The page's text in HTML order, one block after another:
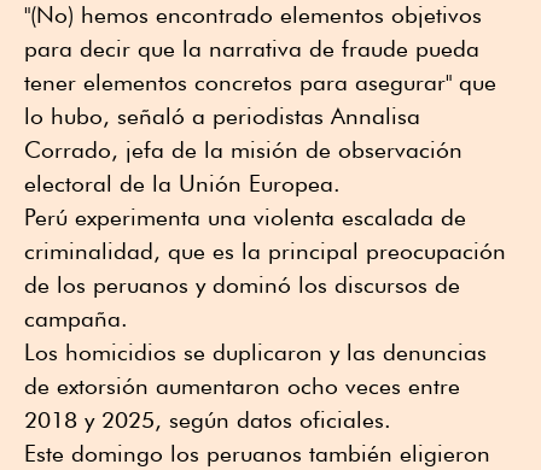
"(No) hemos encontrado elementos objetivos
para decir que la narrativa de fraude pueda
tener elementos concretos para asegurar" que
lo hubo, señaló a periodistas Annalisa
Corrado, jefa de la misión de observación
electoral de la Unión Europea.
Perú experimenta una violenta escalada de
criminalidad, que es la principal preocupación
de los peruanos y dominó los discursos de
campaña.
Los homicidios se duplicaron y las denuncias
de extorsión aumentaron ocho veces entre
2018 y 2025, según datos oficiales.
Este domingo los peruanos también eligieron